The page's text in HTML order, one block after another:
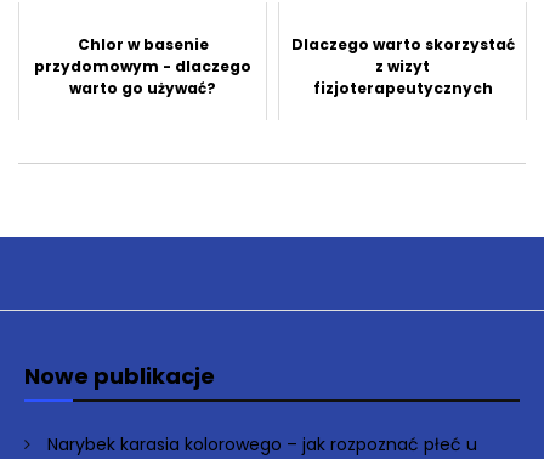
Chlor w basenie
przydomowym - dlaczego
warto go używać?
Dlaczego warto skorzystać
z wizyt
fizjoterapeutycznych
Nowe publikacje
Narybek karasia kolorowego – jak rozpoznać płeć u